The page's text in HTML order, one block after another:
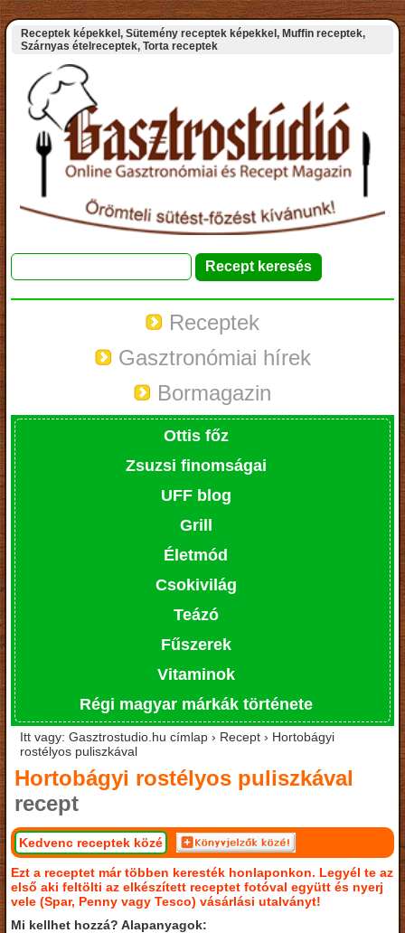
Receptek képekkel, Sütemény receptek képekkel, Muffin receptek,
Szárnyas ételreceptek, Torta receptek
Receptek
Gasztronómiai hírek
Bormagazin
Ottis főz
Zsuzsi finomságai
UFF blog
Grill
Életmód
Csokivilág
Teázó
Fűszerek
Vitaminok
Régi magyar márkák története
Itt vagy: Gasztrostudio.hu címlap › Recept › Hortobágyi
rostélyos puliszkával
Hortobágyi rostélyos puliszkával
recept
Kedvenc receptek közé
Ezt a receptet már többen keresték honlaponkon. Legyél te az
első aki feltölti az elkészített receptet fotóval együtt és nyerj
vele (Spar, Penny vagy Tesco) vásárlási utalványt!
Mi kellhet hozzá? Alapanyagok: